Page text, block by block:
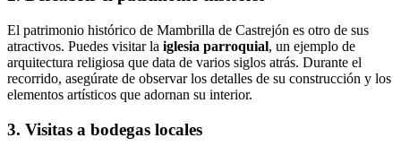
El patrimonio histórico de Mambrilla de Castrejón es otro de sus
atractivos. Puedes visitar la iglesia parroquial, un ejemplo de
arquitectura religiosa que data de varios siglos atrás. Durante el
recorrido, asegúrate de observar los detalles de su construcción y los
elementos artísticos que adornan su interior.
3. Visitas a bodegas locales